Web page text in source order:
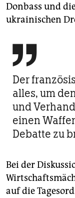
Donbass und
ukrainischen

Der
alles, um
und
einen
Debatte zu
Bei der
auf die